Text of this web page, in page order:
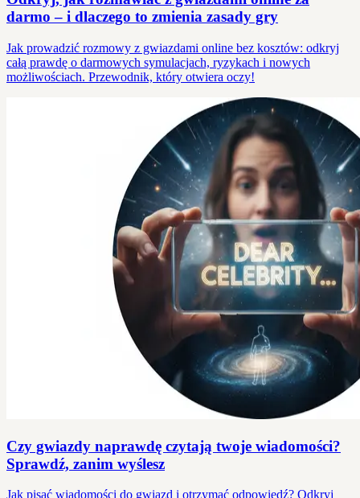
darmo – i dlaczego to zmienia zasady gry
Jak prowadzić rozmowy z gwiazdami online bez kosztów: odkryj
całą prawdę o darmowych symulacjach, ryzykach i nowych
możliwościach. Przewodnik, który otwiera oczy!
Czy gwiazdy naprawdę czytają twoje wiadomości?
Sprawdź, zanim wyślesz
Jak pisać wiadomości do gwiazd i otrzymać odpowiedź? Odkryj